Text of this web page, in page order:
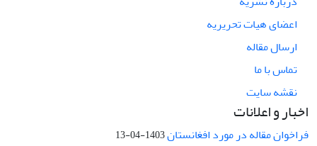
اعضای هیات تحریریه
ارسال مقاله
تماس با ما
نقشه سایت
اخبار و اعلانات
فراخوان مقاله در مورد افغانستان1403-04-13